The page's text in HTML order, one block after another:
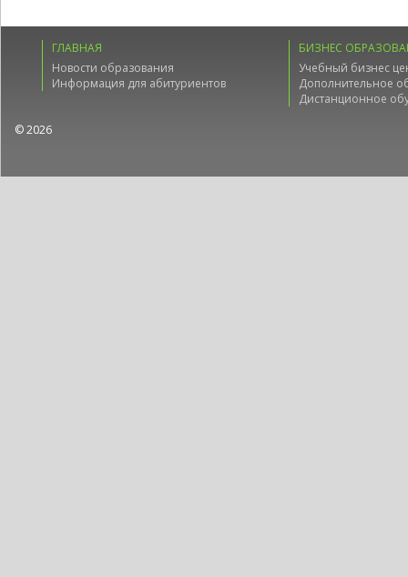
ГЛАВНАЯ
Новости образования
Информация для абитуриентов
БИЗНЕС
Учебный бизнес
Дополнительное
Дистанционное
© 2026